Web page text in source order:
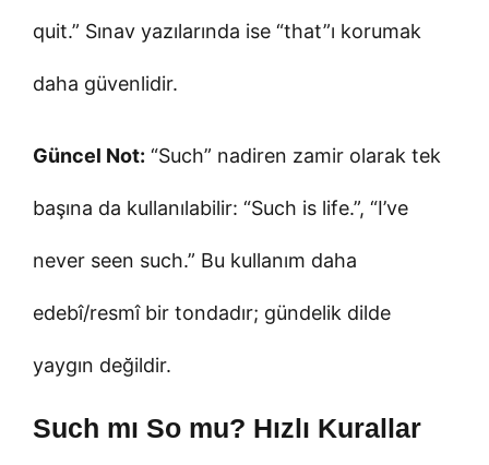
quit.” Sınav yazılarında ise “that”ı korumak
daha güvenlidir.
Güncel Not: “Such” nadiren zamir olarak tek
başına da kullanılabilir: “Such is life.”, “I’ve
never seen such.” Bu kullanım daha
edebî/resmî bir tondadır; gündelik dilde
yaygın değildir.
Such mı So mu? Hızlı Kurallar